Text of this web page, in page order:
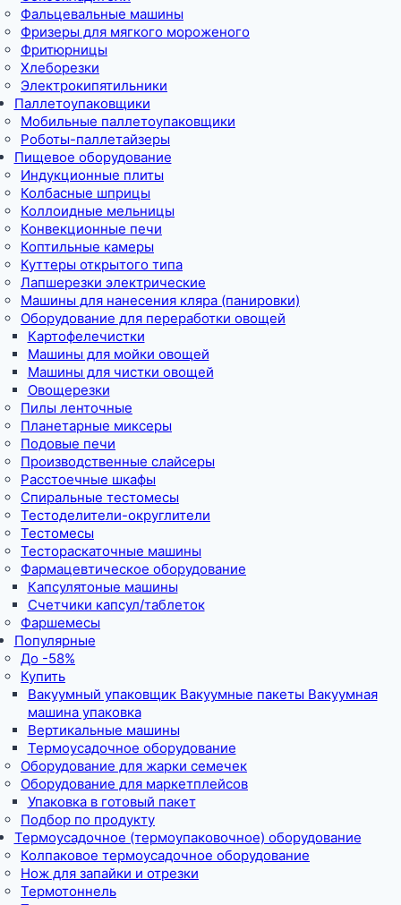
Фальцевальные машины
Фризеры для мягкого мороженого
Фритюрницы
Хлеборезки
Электрокипятильники
Паллетоупаковщики
Мобильные паллетоупаковщики
Роботы-паллетайзеры
Пищевое оборудование
Индукционные плиты
Колбасные шприцы
Коллоидные мельницы
Конвекционные печи
Коптильные камеры
Куттеры открытого типа
Лапшерезки электрические
Машины для нанесения кляра (панировки)
Оборудование для переработки овощей
Картофелечистки
Машины для мойки овощей
Машины для чистки овощей
Овощерезки
Пилы ленточные
Планетарные миксеры
Подовые печи
Производственные слайсеры
Расстоечные шкафы
Спиральные тестомесы
Тестоделители-округлители
Тестомесы
Тестораскаточные машины
Фармацевтическое оборудование
Капсулятоные машины
Счетчики капсул/таблеток
Фаршемесы
Популярные
До -58%
Купить
Вакуумный упаковщик Вакуумные пакеты Вакуумная
машина упаковка
Вертикальные машины
Термоусадочное оборудование
Оборудование для жарки семечек
Оборудование для маркетплейсов
Упаковка в готовый пакет
Подбор по продукту
Термоусадочное (термоупаковочное) оборудование
Колпаковое термоусадочное оборудование
Нож для запайки и отрезки
Термотоннель